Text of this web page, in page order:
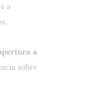
a
a
sobre